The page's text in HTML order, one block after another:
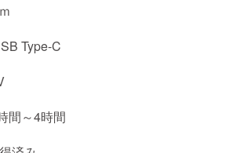
Type-C
間～4時間